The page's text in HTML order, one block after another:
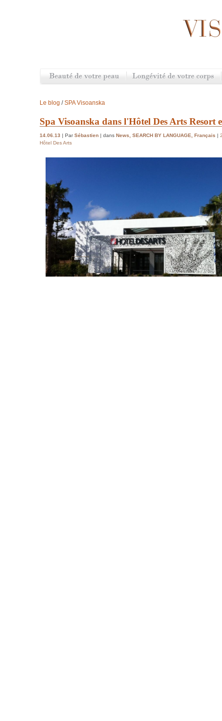
Le blog /SPA Visoanska
Spa Visoanska dans l'Hôtel Des Arts Resort
14.06.13 | ParSébastien | dans News, SEARCH BY LANGUAGE, Français |
Hôtel Des Arts